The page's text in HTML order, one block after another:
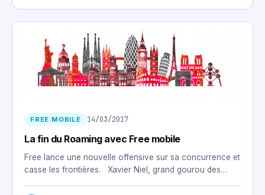
FREE MOBILE 14/03/2017
La fin du Roaming avec Free mobile
Free lance une nouvelle offensive sur sa concurrence et
casse les frontières. Xavier Niel, grand gourou des…